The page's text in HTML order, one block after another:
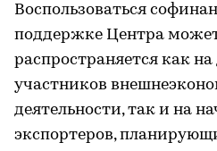
Воспользоваться
поддержке Центра
распространяется как
участников
деятельности, так и на
экспортеров,